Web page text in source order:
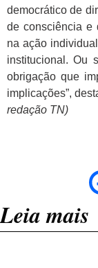
democrático de
de consciência e
na ação
institucional. Ou
obrigação que
implicações”,
redação TN)
Leia mais